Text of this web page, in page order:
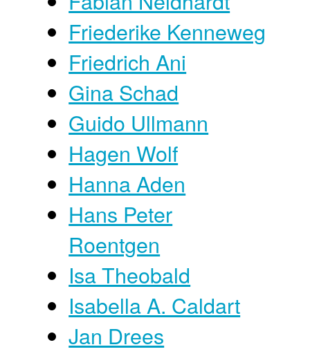
Friederike Kenneweg
Friedrich Ani
Gina Schad
Guido Ullmann
Hagen Wolf
Hanna Aden
Hans Peter
Roentgen
Isa Theobald
Isabella A. Caldart
Jan Drees